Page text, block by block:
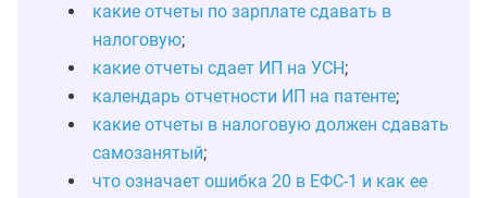
какие отчеты по зарплате сдавать в
налоговую;
какие отчеты сдает ИП на УСН;
календарь отчетности ИП на патенте;
какие отчеты в налоговую должен сдавать
самозанятый;
что означает ошибка 20 в ЕФС-1 и как ее